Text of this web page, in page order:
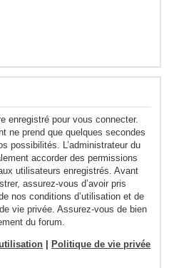
enregistré pour vous connecter.
ne prend que quelques secondes
possibilités. L’administrateur du
accorder des permissions
utilisateurs enregistrés. Avant
assurez-vous d’avoir pris
nos conditions d’utilisation et de
vie privée. Assurez-vous de bien
du forum.
Politique de vie privée